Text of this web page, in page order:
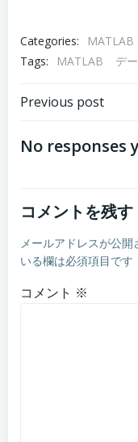
Categories:
MATLAB
Tags:
MATLAB デ
Post
Previous post
No responses
コメントを残す
メールアドレスが公開
いる欄は必須項目です
コメント ※